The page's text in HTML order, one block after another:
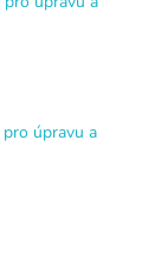
úpravu a